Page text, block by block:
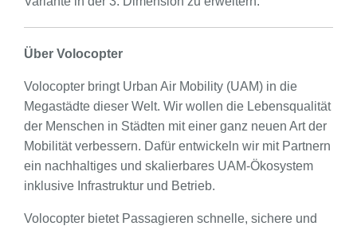
Über Volocopter
Volocopter bringt Urban Air Mobility (UAM) in die
Megastädte dieser Welt. Wir wollen die Lebensqualität
der Menschen in Städten mit einer ganz neuen Art der
Mobilität verbessern. Dafür entwickeln wir mit Partnern
ein nachhaltiges und skalierbares UAM-Ökosystem
inklusive Infrastruktur und Betrieb.
Volocopter bietet Passagieren schnelle, sichere und